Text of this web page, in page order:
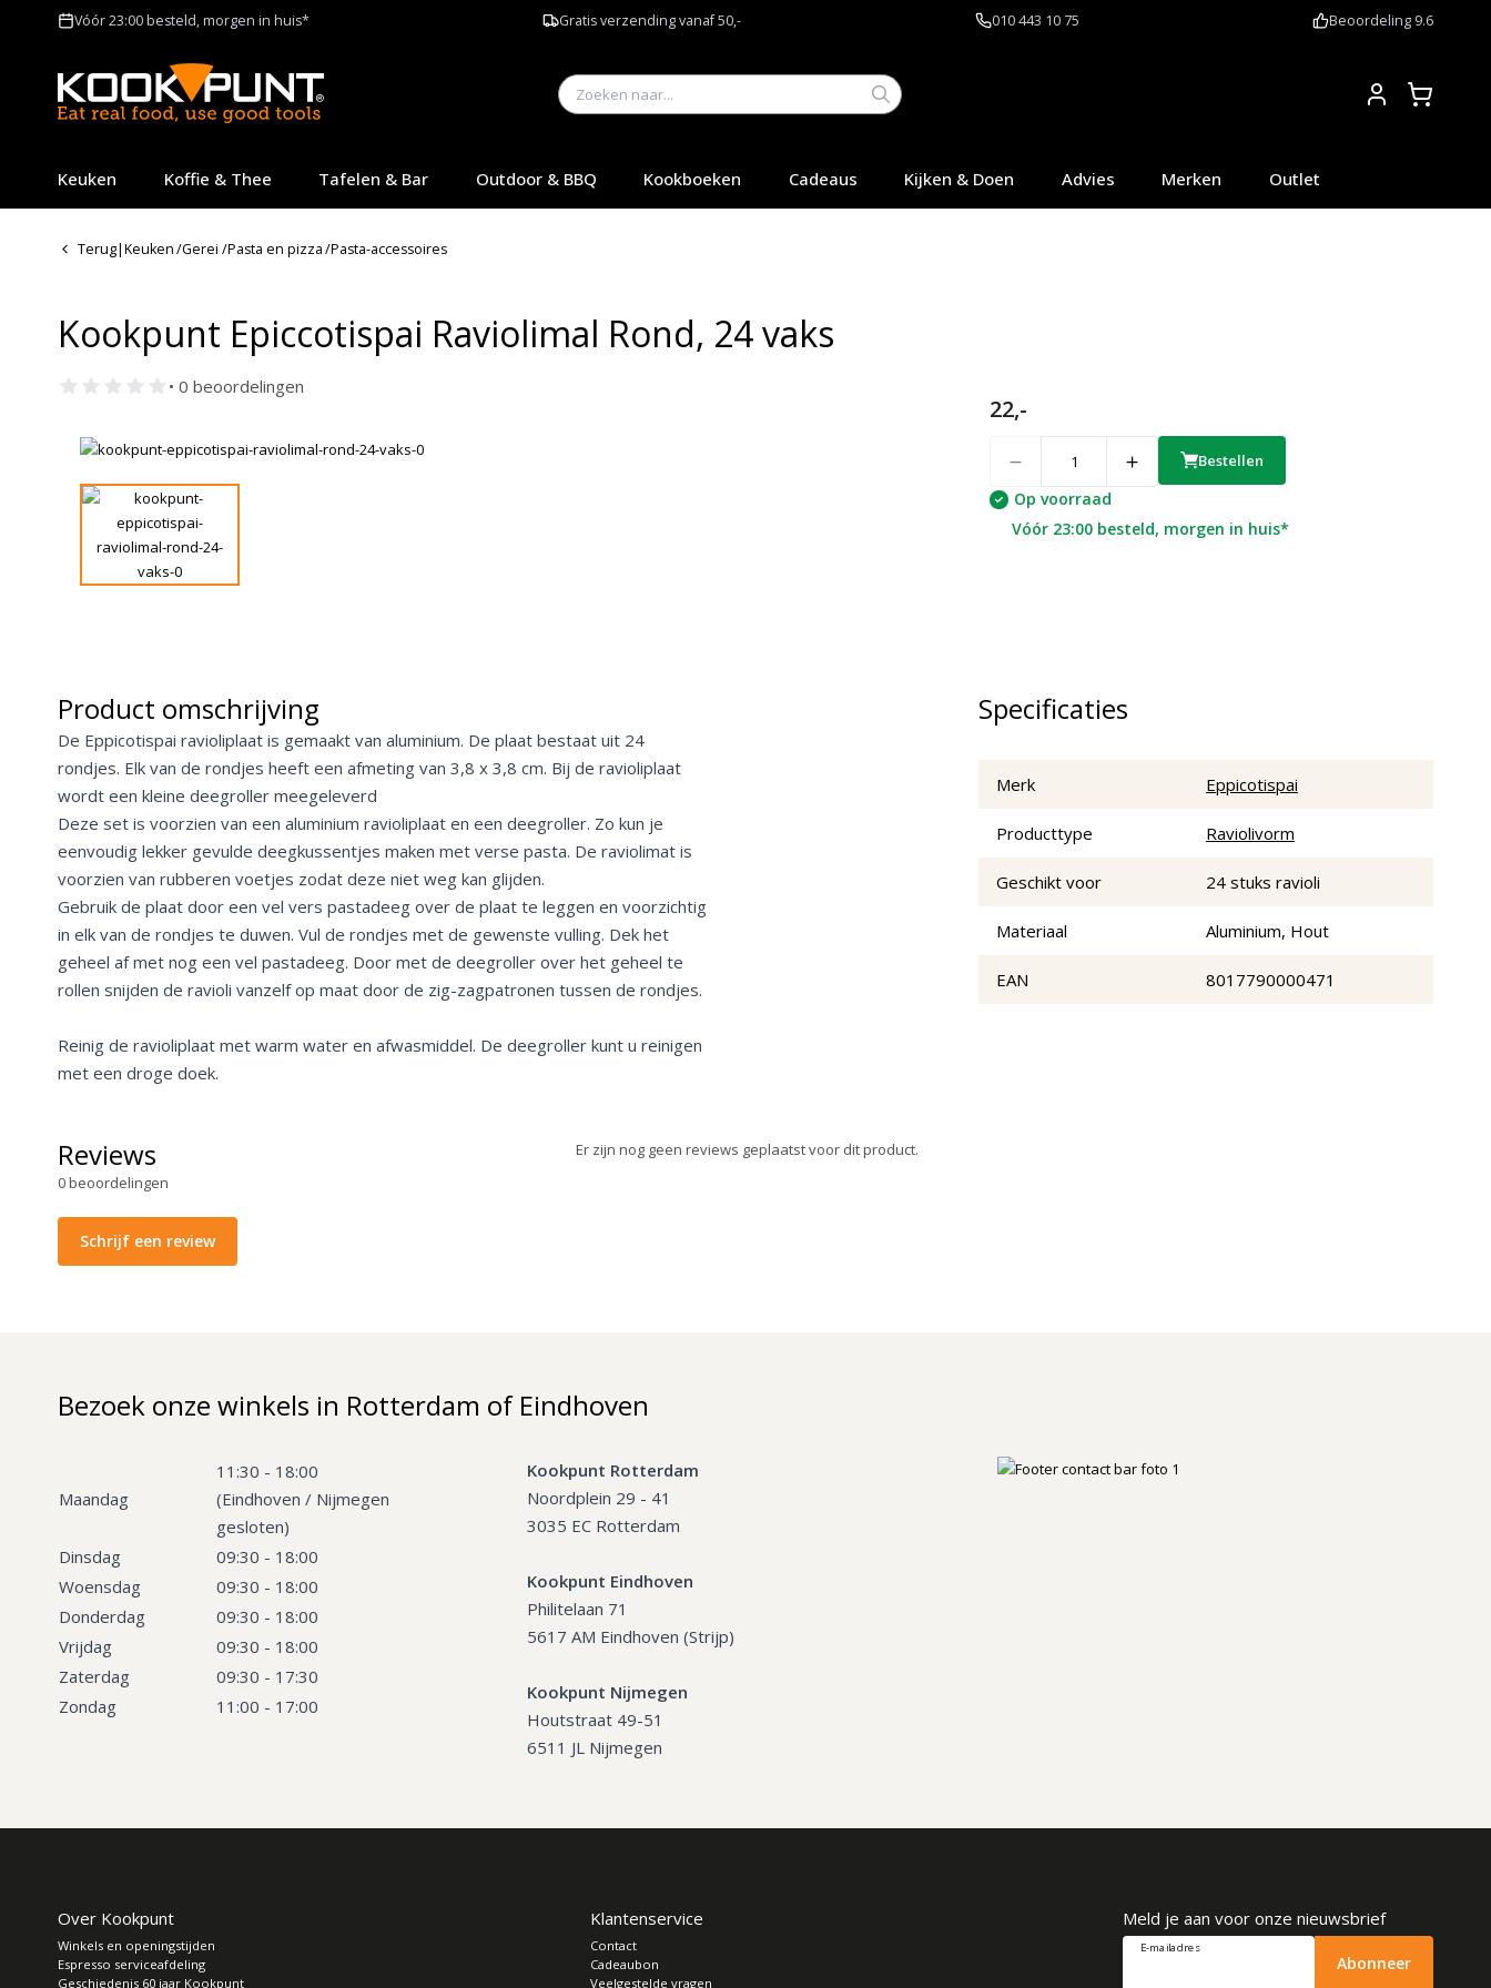
Vóór 23:00 besteld, morgen in huis* Gratis verzending vanaf 50,- 010 443 10 75 Beoordeling 9.6
Keuken Koffie & Thee Tafelen & Bar Outdoor & BBQ Kookboeken Cadeaus Kijken & Doen Advies Merken Outlet
Terug|Keuken/Gerei /Pasta en pizza/Pasta-accessoires
Kookpunt Epiccotispai Raviolimal Rond, 24 vaks
• 0 beoordelingen
22,-
Bestellen
Op voorraad
Vóór 23:00 besteld, morgen in huis*
Product omschrijving
De Eppicotispai ravioliplaat is gemaakt van aluminium. De plaat bestaat uit 24
rondjes. Elk van de rondjes heeft een afmeting van 3,8 x 3,8 cm. Bij de ravioliplaat
wordt een kleine deegroller meegeleverd
Deze set is voorzien van een aluminium ravioliplaat en een deegroller. Zo kun je
eenvoudig lekker gevulde deegkussentjes maken met verse pasta. De raviolimat is
voorzien van rubberen voetjes zodat deze niet weg kan glijden.
Gebruik de plaat door een vel vers pastadeeg over de plaat te leggen en voorzichtig
in elk van de rondjes te duwen. Vul de rondjes met de gewenste vulling. Dek het
geheel af met nog een vel pastadeeg. Door met de deegroller over het geheel te
rollen snijden de ravioli vanzelf op maat door de zig-zagpatronen tussen de rondjes.
Reinig de ravioliplaat met warm water en afwasmiddel. De deegroller kunt u reinigen
met een droge doek.
Specificaties
Merk Eppicotispai
Producttype Raviolivorm
Geschikt voor 24 stuks ravioli
Materiaal Aluminium, Hout
EAN 8017790000471
Reviews
0beoordelingen
Schrijf een review
Er zijn nog geen reviews geplaatst voor dit product.
Bezoek onze winkels in Rotterdam of Eindhoven
Maandag
11:30 - 18:00
(Eindhoven / Nijmegen
gesloten)
Dinsdag
09:30 - 18:00
Woensdag
09:30 - 18:00
Donderdag
09:30 - 18:00
Vrijdag
09:30 - 18:00
Zaterdag
09:30 - 17:30
Zondag
11:00 - 17:00
Kookpunt Rotterdam
Noordplein 29 - 41
3035 EC Rotterdam
Kookpunt Eindhoven
Philitelaan 71
5617 AM Eindhoven (Strijp)
Kookpunt Nijmegen
Houtstraat 49-51
6511 JL Nijmegen
Over Kookpunt
Winkels en openingstijden
Espresso serviceafdeling
Geschiedenis 60 jaar Kookpunt
Klantenservice
Contact
Cadeaubon
Veelgestelde vragen
Meld je aan voor onze nieuwsbrief
E-mailadres
Abonneer